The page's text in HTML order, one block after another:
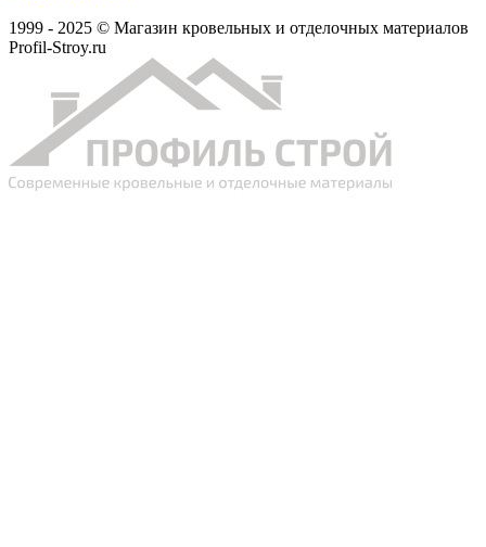
1999 - 2025 © Магазин кровельных и отделочных материалов
Profil-Stroy.ru